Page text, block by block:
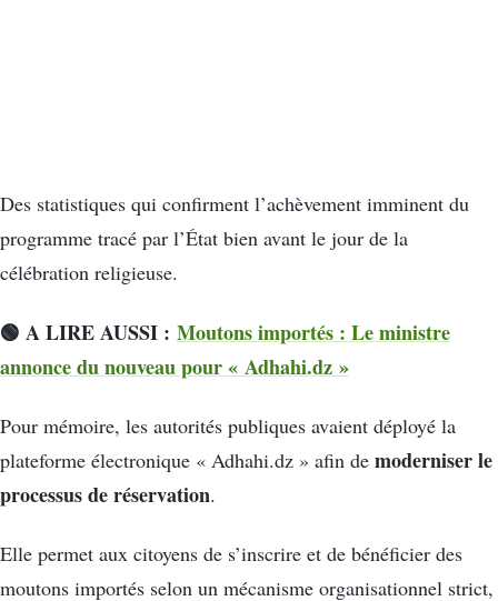
Des statistiques qui confirment l’achèvement imminent du
programme tracé par l’État bien avant le jour de la
célébration religieuse.
🟢 A LIRE AUSSI : Moutons importés : Le ministre
annonce du nouveau pour « Adhahi.dz »
Pour mémoire, les autorités publiques avaient déployé la
plateforme électronique « Adhahi.dz » afin de moderniser le
processus de réservation.
Elle permet aux citoyens de s’inscrire et de bénéficier des
moutons importés selon un mécanisme organisationnel strict,